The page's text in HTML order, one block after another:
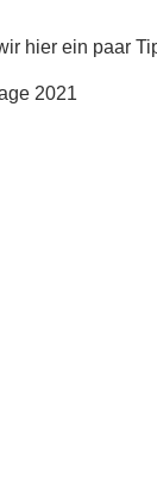
hier ein paar
2021